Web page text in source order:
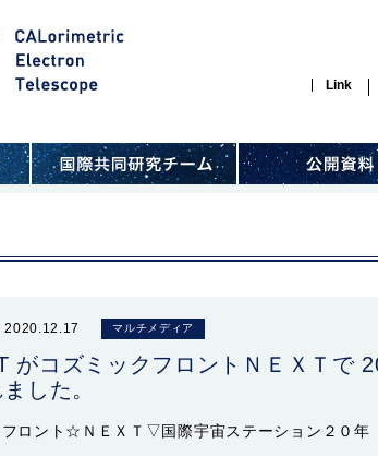
Link
2020.12.17 マルチメディア
がコズミックフロントＮＥＸＴで
した。
フロント☆ＮＥＸＴ▽国際宇宙ステーション２０